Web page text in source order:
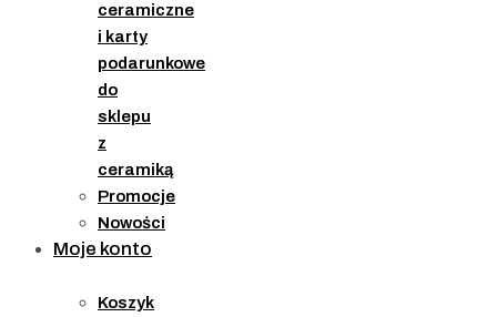
ceramiczne
i karty
podarunkowe
do
sklepu
z
ceramiką
Promocje
Nowości
Moje konto
Koszyk